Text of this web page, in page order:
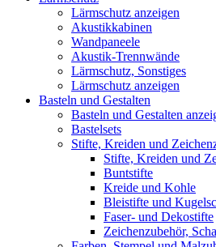
Lärmschutz anzeigen
Akustikkabinen
Wandpaneele
Akustik-Trennwände
Lärmschutz, Sonstiges
Lärmschutz anzeigen
Basteln und Gestalten
Basteln und Gestalten
Bastelsets
Stifte, Kreiden und
Stifte, Kreiden und
Buntstifte
Kreide und Kohle
Bleistifte und
Faser- und Dekostifte
Zeichenzubehör,